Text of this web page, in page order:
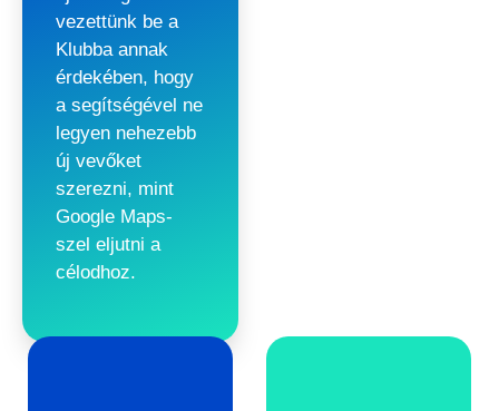
vezettünk be a
Klubba annak
érdekében, hogy
a segítségével ne
legyen nehezebb
új vevőket
szerezni, mint
Google Maps-
szel eljutni a
célodhoz.